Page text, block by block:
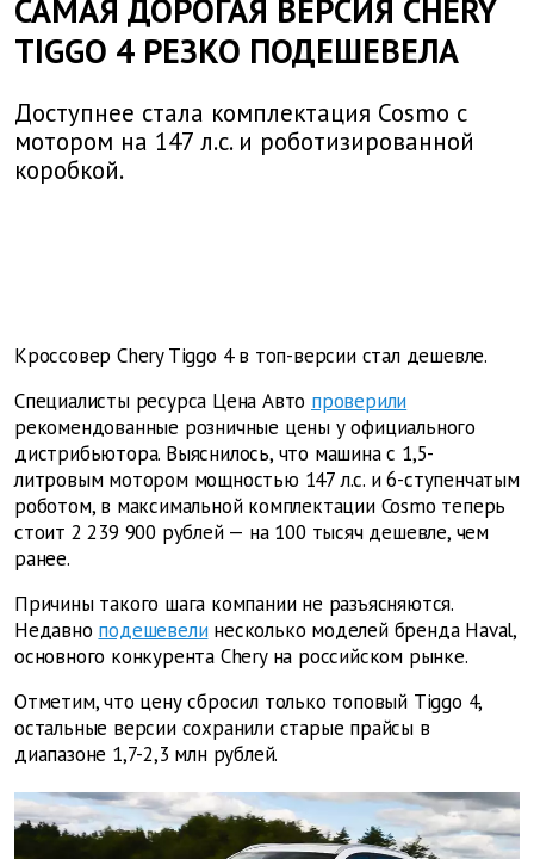
САМАЯ ДОРОГАЯ ВЕРСИЯ CHERY
TIGGO 4 РЕЗКО ПОДЕШЕВЕЛА
Доступнее стала комплектация Cosmo с
мотором на 147 л.с. и роботизированной
коробкой.
Кроссовер Chery Tiggo 4 в топ-версии стал дешевле.
Специалисты ресурса Цена Авто проверили
рекомендованные розничные цены у официального
дистрибьютора. Выяснилось, что машина с 1,5-
литровым мотором мощностью 147 л.с. и 6-ступенчатым
роботом, в максимальной комплектации Cosmo теперь
стоит 2 239 900 рублей — на 100 тысяч дешевле, чем
ранее.
Причины такого шага компании не разъясняются.
Недавно подешевелинесколько моделей бренда Haval,
основного конкурента Chery на российском рынке.
Отметим, что цену сбросил только топовый Tiggo 4,
остальные версии сохранили старые прайсы в
диапазоне 1,7-2,3 млн рублей.